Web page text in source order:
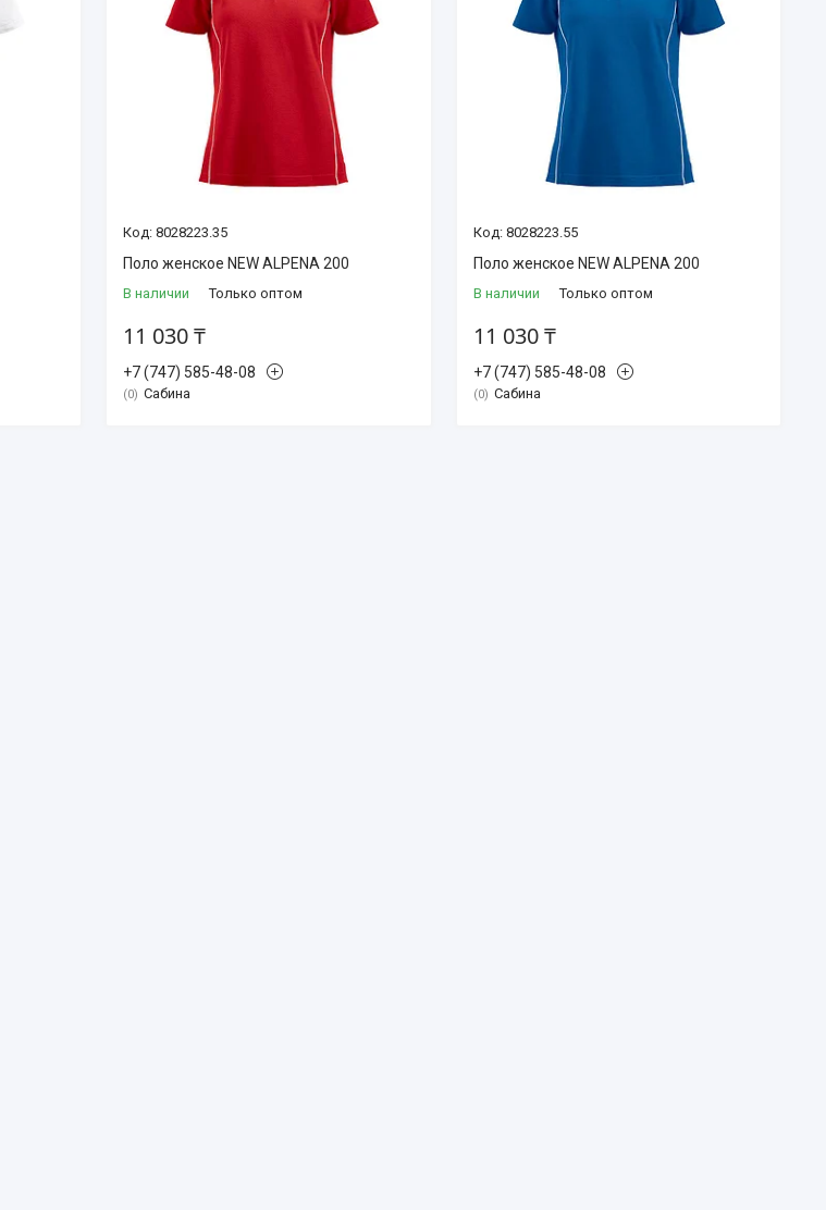
8028223.35
Поло женское NEW ALPENA 200
В наличии Только оптом
11 030 ₸
+7 (747) 585-48-08
0 Сабина
8028223.55
Поло женское NEW ALPENA 200
В наличии Только оптом
11 030 ₸
+7 (747) 585-48-08
0 Сабина